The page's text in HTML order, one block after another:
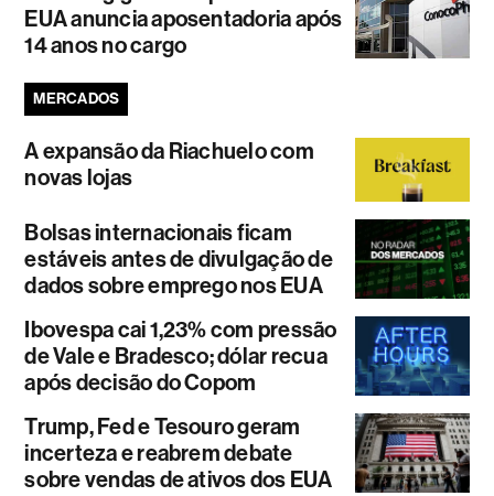
EUA anuncia aposentadoria após
14 anos no cargo
MERCADOS
A expansão da Riachuelo com
novas lojas
Bolsas internacionais ficam
estáveis antes de divulgação de
dados sobre emprego nos EUA
Ibovespa cai 1,23% com pressão
de Vale e Bradesco; dólar recua
após decisão do Copom
Trump, Fed e Tesouro geram
incerteza e reabrem debate
sobre vendas de ativos dos EUA